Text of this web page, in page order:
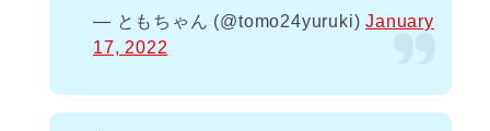
— ともちゃん (@tomo24yuruki)January
17, 2022